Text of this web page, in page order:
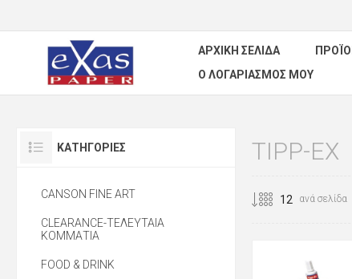
ΑΡΧΙΚΉ ΣΕΛΊΔΑ
Ο ΛΟΓΑΡΙΑΣΜΌΣ ΜΟΥ
TIPP-EX
ανά σελίδα
ΚΑΤΗΓΟΡΊΕΣ
CANSON FINE ART
CLEARANCE-ΤΕΛΕΥΤΑΙΑ
ΚΟΜΜΑΤΙΑ
FOOD & DRINK